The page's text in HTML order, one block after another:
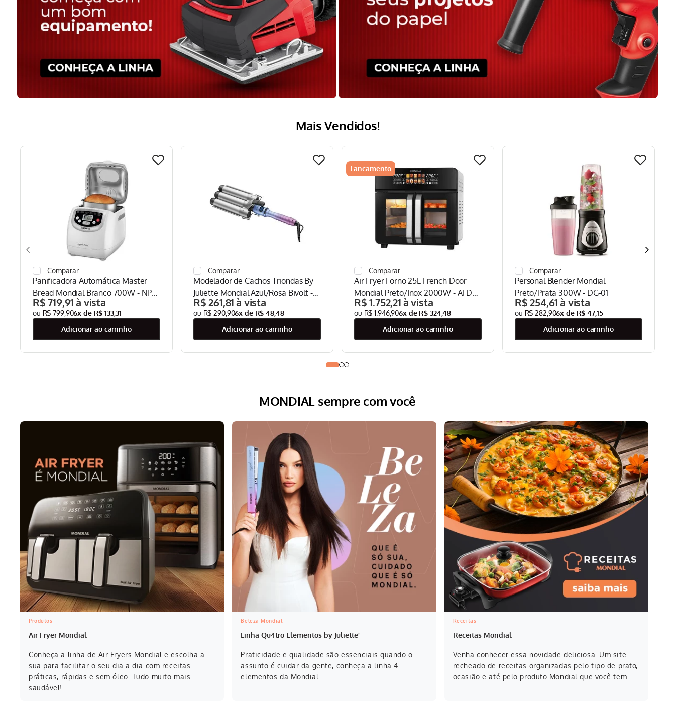
Mais Vendidos!
Panificadora Automática Master
Bread Mondial Branco 700W - NPF-
54
R$ 719,91
R$ 799,906x de R$ 133,31
adicionar ao carrinho
Modelador de Cachos Triondas By
Juliette Mondial Azul/Rosa Bivolt -
MCT-JU-03
R$ 261,81
R$ 290,906x de R$ 48,48
adicionar ao carrinho
Lançamento
Air Fryer Forno 25L French Door
Mondial Preto/Inox 2000W - AFDO-
25L-FD
R$ 1.752,21
R$ 1946,906x de R$ 324,48
adicionar ao carrinho
Personal Blender Mondial
Preto/Prata 300W - DG-01
R$ 254,61
R$ 282,906x de R$ 47,15
adicionar ao carrinho
MONDIAL sempre com você
Produtos
Air Fryer Mondial
Conheça a linha de Air Fryers Mondial e escolha a
sua para facilitar o seu dia a dia com receitas
práticas, rápidas e sem óleo. Tudo muito mais
saudável!
Beleza Mondial
Linha Qu4tro Elementos by Juliette'
Praticidade e qualidade são essenciais quando o
assunto é cuidar da gente, conheça a linha 4
elementos da Mondial.
Receitas
Receitas Mondial
Venha conhecer essa novidade deliciosa. Um site
recheado de receitas organizadas pelo tipo de prato,
ocasião e até pelo produto Mondial que você tem.